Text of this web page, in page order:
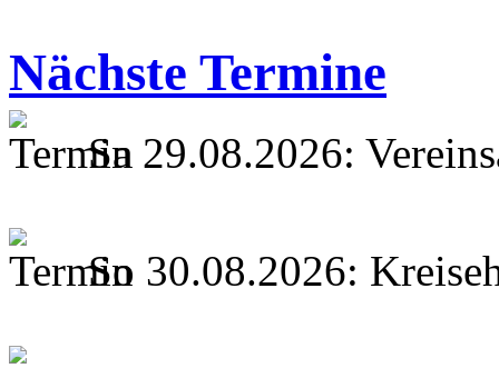
Nächste Termine
Sa 29.08.2026:
So 30.08.2026: